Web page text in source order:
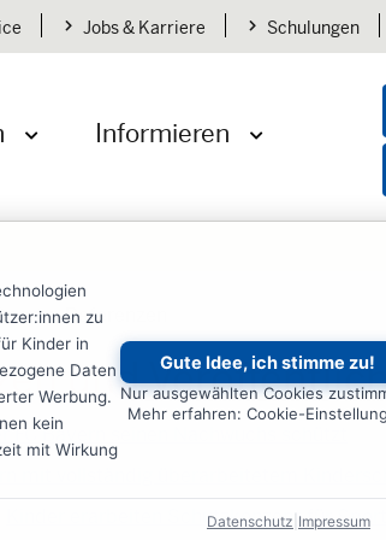
zu
Kinder in
Daten
Werbung.
kein
mit Wirkung
Gute Idee, ich stimme zu!
Nur ausgewählten Cookies
Mehr erfahren: Cookie-
Datenschutz Impressum
Jobs & Karriere Schulungen
Informieren
Referenzen
und
FC Bayern seinen Nachwuchs schützt
mit vollständig überarbeitetem
Kinder erarbeiten Schutzkonzept für